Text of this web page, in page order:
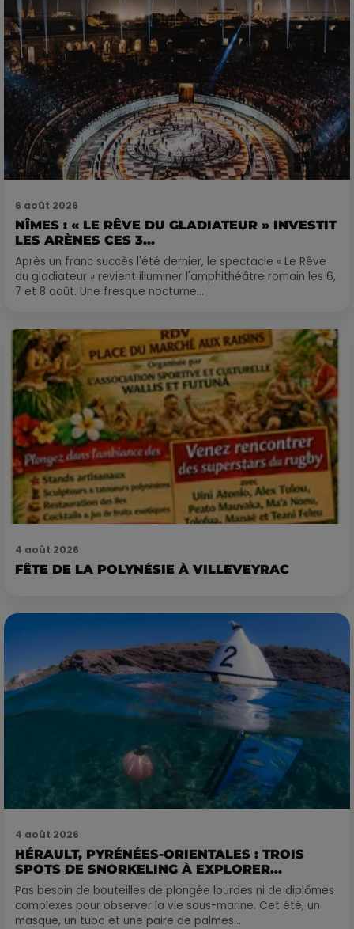
6 août 2026
NÎMES : « LE RÊVE DU GLADIATEUR » INVESTIT
LES ARÈNES CES 3...
Après un franc succès l'été dernier, le spectacle « Le Rêve
du gladiateur » revient illuminer l'amphithéâtre romain les 6,
7 et 8 août. Une fresque nocturne...
4 août 2026
FÊTE DE LA POLYNÉSIE À VILLEVEYRAC
4 août 2026
HÉRAULT, PYRÉNÉES-ORIENTALES : TROIS
SPOTS DE SNORKELING À EXPLORER...
Pas besoin de bouteilles de plongée lourdes ni de diplômes
complexes pour observer la vie sous-marine. Cet été, un
masque, un tuba et une paire de palmes...